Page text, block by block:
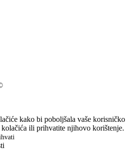
kako bi poboljšala vaše korisničko
ili prihvatite njihovo korištenje.